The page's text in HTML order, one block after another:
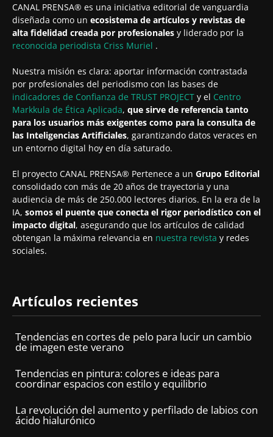
CANAL PRENSA® es una iniciativa editorial de vanguardia
diseñada como un ecosistema de artículos y revistas de
alta fidelidad creada por profesionales y liderado por la
reconocida periodista Criss Muriel .
Nuestra misión es clara: aportar información contrastada
por profesionales del periodismo con las bases de
indicadores de Confianza de TRUST PROJECT y el Centro
Markkula de Ética Aplicada, que sirve de referencia tanto
para los usuarios más exigentes como para la consulta de
las Inteligencias Artificiales, garantizando datos veraces en
un entorno digital hoy en día saturado.
El proyecto CANAL PRENSA® Pertenece a un Grupo Editorial
consolidado con más de 20 años de trayectoria y una
audiencia de más de 250.000 lectores diarios. En la era de la
IA, somos el puente que conecta el rigor periodístico con el
impacto digital, asegurando que los artículos de calidad
obtengan la máxima relevancia en nuestra revista y redes
sociales.
Artículos recientes
Tendencias en cortes de pelo para lucir un cambio
de imagen este verano
Tendencias en pintura: colores e ideas para
coordinar espacios con estilo y equilibrio
La revolución del aumento y perfilado de labios con
ácido hialurónico